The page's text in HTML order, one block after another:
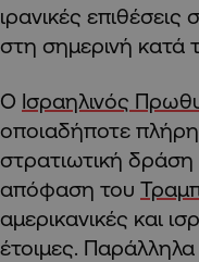
ιρανικές
στη σημερινή κατά
Ο Ισραηλινός
οποιαδήποτε
στρατιωτική δράση
απόφαση του
αμερικανικές και
έτοιμες. Παράλληλα